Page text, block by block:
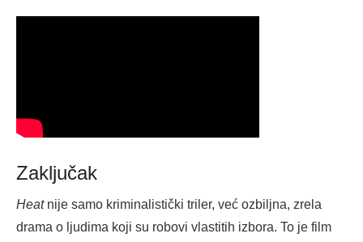
Zaključak
Heatnije samo kriminalistički triler, već ozbiljna, zrela
drama o ljudima koji su robovi vlastitih izbora. To je film